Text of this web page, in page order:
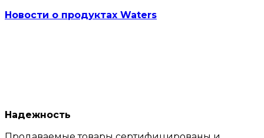
Новости о продуктах Waters
Надежность